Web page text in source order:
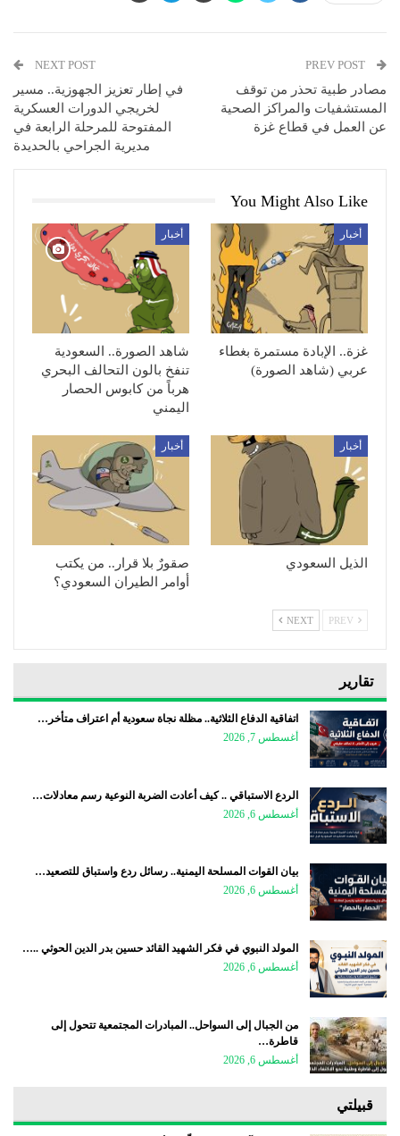
مصادر طبية تحذر من توقف
المستشفيات والمراكز الصحية
عن العمل في قطاع غزة
NEXT POST
في إطار تعزيز الجهوزية.. مسير
لخريجي الدورات العسكرية
المفتوحة للمرحلة الرابعة في
مديرية الجراحي بالحديدة
You Might Also Like
أخبار
غزة.. الإبادة مستمرة بغطاء
عربي (شاهد الصورة)
أخبار
شاهد الصورة.. السعودية
تنفخ بالون التحالف البحري
هرباً من كابوس الحصار
اليمني
أخبار
الذيل السعودي
أخبار
صقورٌ بلا قرار.. من يكتب
أوامر الطيران السعودي؟
NEXT
تقارير
اتفاقية الدفاع الثلاثية.. مظلة نجاة سعودية أم اعتراف متأخر…
أغسطس 7, 2026
الردع الاستباقي .. كيف أعادت الضربة النوعية رسم معادلات…
أغسطس 6, 2026
بيان القوات المسلحة اليمنية.. رسائل ردع واستباق للتصعيد…
أغسطس 6, 2026
المولد النبوي في فكر الشهيد القائد حسين بدر الدين الحوثي ..…
أغسطس 6, 2026
من الجبال إلى السواحل.. المبادرات المجتمعية تتحول إلى
قاطرة…
أغسطس 6, 2026
قبيلتي